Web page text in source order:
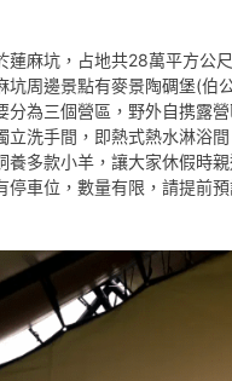
蓮麻坑，占地共28萬平方公
坑周邊景點有麥景陶碉堡(伯
分為三個營區，野外自携露
立洗手間，即熱式熱水淋浴
養多款小羊，讓大家休假時
停車位，數量有限，請提前預